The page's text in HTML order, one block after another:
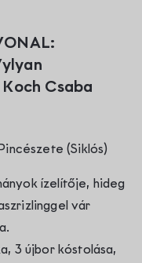
Koch Csaba
(Siklós)
ízelítője, hideg
vár
3 újbor kóstolása,